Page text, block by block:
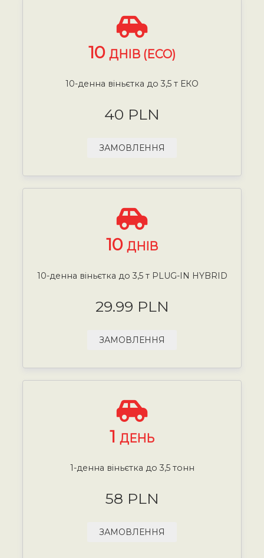
10 ДНІВ (ECO)
10-денна віньєтка до 3,5 т ЕКО
40 PLN
ЗАМОВЛЕННЯ
10 ДНІВ
10-денна віньєтка до 3,5 т PLUG-IN HYBRID
29.99 PLN
ЗАМОВЛЕННЯ
1 ДЕНЬ
1-денна віньєтка до 3,5 тонн
58 PLN
ЗАМОВЛЕННЯ